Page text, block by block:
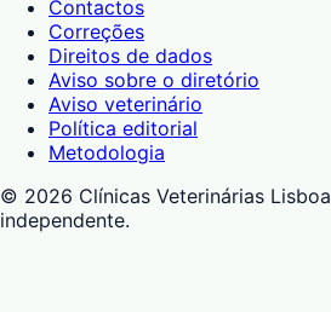
Contactos
Correções
Direitos de dados
Aviso sobre o diretório
Aviso veterinário
Política editorial
Metodologia
© 2026 Clínicas Veterinárias Lisboa
independente.